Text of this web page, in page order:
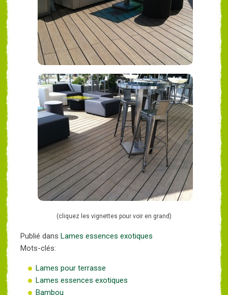
(cliquez les vignettes pour voir en grand)
Publié dans Lames essences exotiques
Mots-clés:
Lames pour terrasse
Lames essences exotiques
Bambou